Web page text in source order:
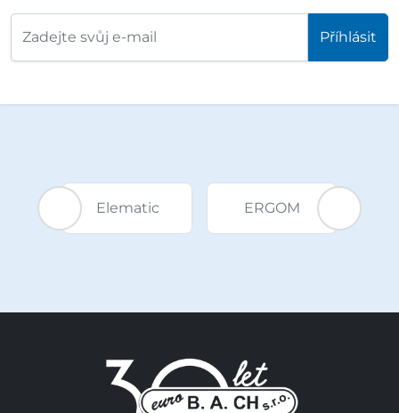
Příhlásit
Elematic ERGOM